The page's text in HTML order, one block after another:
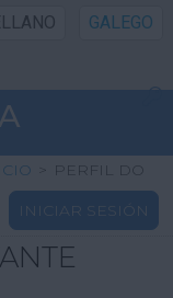
GALEGO
> PERFIL DO
INICIAR SESIÓN